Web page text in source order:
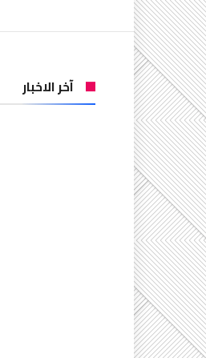
آخر الاخبار